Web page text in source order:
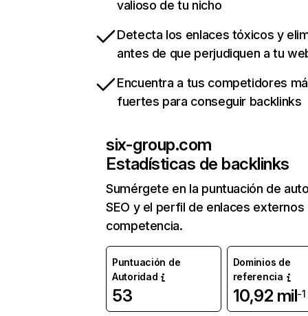
valioso de tu nicho
Detecta los enlaces tóxicos y
antes de que perjudiquen a tu
Encuentra a tus competidores
fuertes para conseguir backlinks
six-group.com
Estadísticas de backlinks
Sumérgete en la puntuación de
SEO y el perfil de enlaces externos
competencia.
Puntuación de
Autoridad
53
Dominios de
referencia
10,92 mil-1